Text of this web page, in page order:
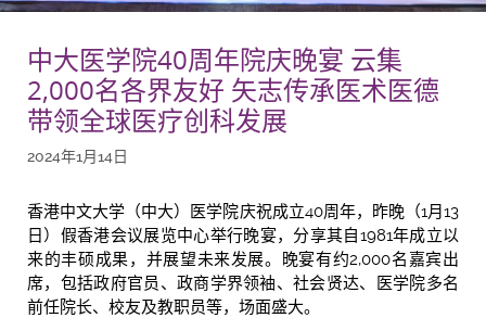
中大医学院40周年院庆晚宴 云集
2,000名各界友好 矢志传承医术医德
带领全球医疗创科发展
2024年1月14日
香港中文大学（中大）医学院庆祝成立40周年，昨晚（1月13
日）假香港会议展览中心举行晚宴，分享其自1981年成立以
来的丰硕成果，并展望未来发展。晚宴有约2,000名嘉宾出
席，包括政府官员、政商学界领袖、社会贤达、医学院多名
前任院长、校友及教职员等，场面盛大。